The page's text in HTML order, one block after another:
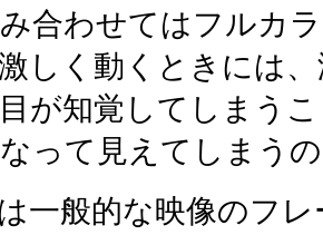
合わせてはフルカ
しく動くときには
が知覚してしまう
って見えてしまう
一般的な映像のフ